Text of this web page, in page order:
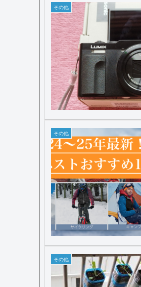
その他
その他
その他